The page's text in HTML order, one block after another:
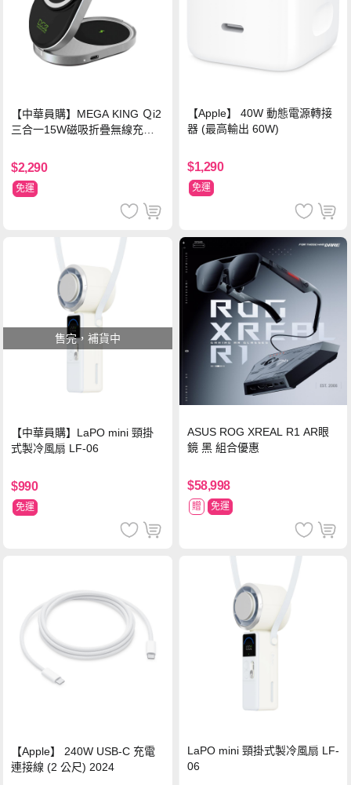
【中華員購】MEGA KING Ｑi2
三合一15W磁吸折疊無線充電
$2,290
免運
【Apple】 40W 動態電源轉接
器 (最高輸出 60W)
$1,290
免運
售完，補貨中
【中華員購】LaPO mini 頸掛
式製冷風扇 LF-06
$990
免運
ASUS ROG XREAL R1 AR眼
鏡 黑 組合優惠
$58,998
贈 免運
【Apple】 240W USB-C 充電
連接線 (2 公尺) 2024
LaPO mini 頸掛式製冷風扇 LF-
06